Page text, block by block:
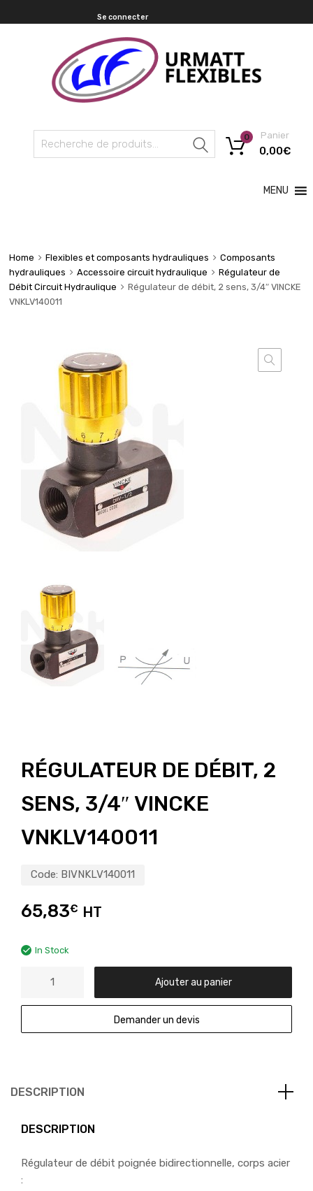
Se connecter
Recherche
Panier
0,00€
0
MENU
Home Flexibles et composants hydrauliques
Composants
hydrauliques
Accessoire circuit hydraulique
Régulateur de
Débit Circuit Hydraulique
Régulateur de débit, 2 sens, 3/4″ VINCKE
VNKLV140011
RÉGULATEUR DE DÉBIT, 2
SENS, 3/4″ VINCKE
VNKLV140011
Code: BIVNKLV140011
65,83€ HT
In Stock
Ajouter au panier
Demander un devis
DESCRIPTION
DESCRIPTION
Régulateur de débit poignée bidirectionnelle, corps acier
: